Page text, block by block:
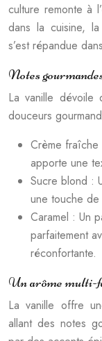
culture remonte à
dans la cuisine,
s’est répandue
Notes
La vanille dévoile
douceurs
Crème
apporte une
Sucre blond :
une touche de
Caramel : Un
parfaitement
réconfortante.
Un arôme multi-
La vanille offre
allant des notes